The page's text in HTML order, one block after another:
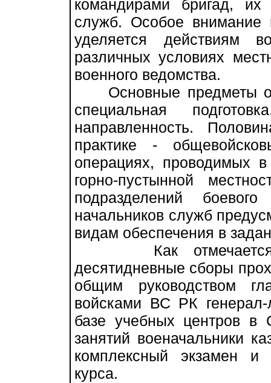
командирами бригад, их
служб. Особое внимание
уделяется действиям
различных условиях
военного ведомства.
Основные предметы
специальная
направленность.
практике -
операциях, проводимых в
горно-пустынной
подразделений
начальников служб
видам обеспечения в
Как отмечается в
десятидневные сборы
общим руководством
войсками ВС РК
базе учебных центров
занятий военачальники
комплексный экзамен и
курса.